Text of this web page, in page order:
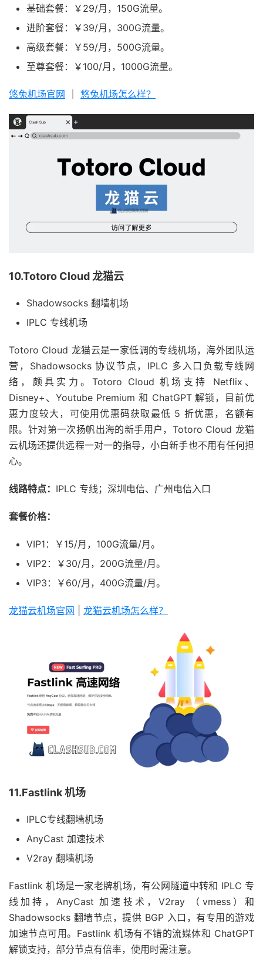
基础套餐：￥29/月，150G流量。
进阶套餐：￥39/月，300G流量。
高级套餐：￥59/月，500G流量。
至尊套餐：￥100/月，1000G流量。
悠兔机场官网 悠兔机场怎么样？
10.Totoro Cloud 龙猫云
Shadowsocks 翻墙机场
IPLC 专线机场
Totoro Cloud 龙猫云是一家低调的专线机场，海外团队运
营，Shadowsocks 协议节点，IPLC 多入口负载专线网
络，颇具实力。Totoro Cloud 机场支持 Netflix、
Disney+、Youtube Premium 和 ChatGPT 解锁，目前优
惠力度较大，可使用优惠码获取最低 5 折优惠，名额有
限。针对第一次扬帆出海的新手用户，Totoro Cloud 龙猫
云机场还提供远程一对一的指导，小白新手也不用有任何担
心。
线路特点： IPLC 专线；深圳电信、广州电信入口
套餐价格：
VIP1：￥15/月，100G流量/月。
VIP2：￥30/月，200G流量/月。
VIP3：￥60/月，400G流量/月。
龙猫云机场官网 龙猫云机场怎么样？
11.Fastlink 机场
IPLC专线翻墙机场
AnyCast 加速技术
V2ray 翻墙机场
Fastlink 机场是一家老牌机场，有公网隧道中转和 IPLC 专
线加持，AnyCast 加速技术，V2ray （vmess）和
Shadowsocks 翻墙节点，提供 BGP 入口，有专用的游戏
加速节点可用。Fastlink 机场有不错的流媒体和 ChatGPT
解锁支持，部分节点有倍率，使用时需注意。